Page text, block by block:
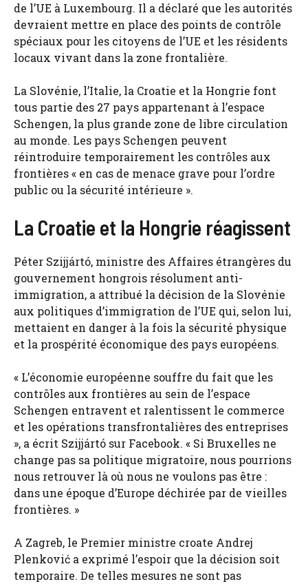
de l’UE à Luxembourg. Il a déclaré que les autorités
devraient mettre en place des points de contrôle
spéciaux pour les citoyens de l’UE et les résidents
locaux vivant dans la zone frontalière.
La Slovénie, l’Italie, la Croatie et la Hongrie font
tous partie des 27 pays appartenant à l’espace
Schengen, la plus grande zone de libre circulation
au monde. Les pays Schengen peuvent
réintroduire temporairement les contrôles aux
frontières « en cas de menace grave pour l’ordre
public ou la sécurité intérieure ».
La Croatie et la Hongrie réagissent
Péter Szijjártó, ministre des Affaires étrangères du
gouvernement hongrois résolument anti-
immigration, a attribué la décision de la Slovénie
aux politiques d’immigration de l’UE qui, selon lui,
mettaient en danger à la fois la sécurité physique
et la prospérité économique des pays européens.
« L’économie européenne souffre du fait que les
contrôles aux frontières au sein de l’espace
Schengen entravent et ralentissent le commerce
et les opérations transfrontalières des entreprises
», a écrit Szijjártó sur Facebook. « Si Bruxelles ne
change pas sa politique migratoire, nous pourrions
nous retrouver là où nous ne voulons pas être :
dans une époque d’Europe déchirée par de vieilles
frontières. »
A Zagreb, le Premier ministre croate Andrej
Plenković a exprimé l’espoir que la décision soit
temporaire. De telles mesures ne sont pas